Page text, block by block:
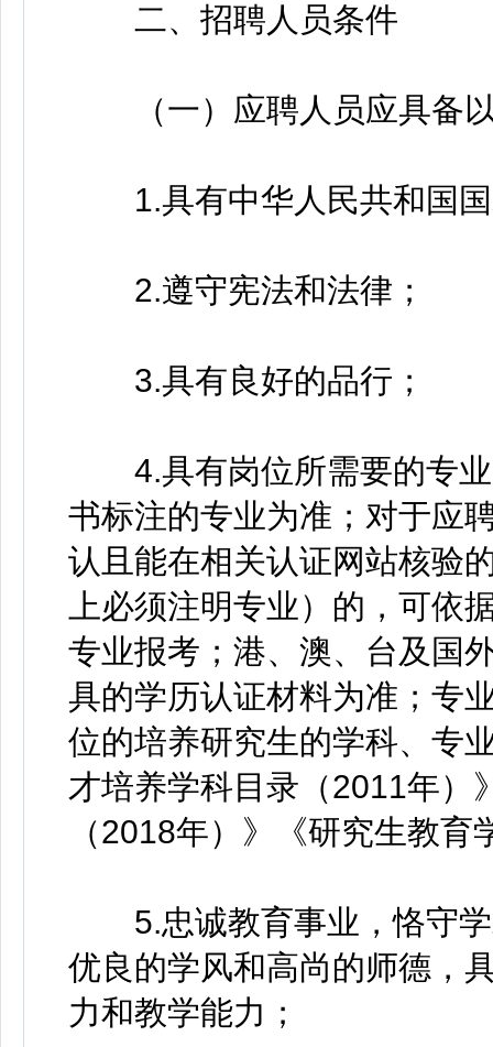
二、招聘人员条件
（一）应聘人员应具备
1.具有中华人民共和国国
2.遵守宪法和法律；
3.具有良好的品行；
4.具有岗位所需要的专业
书标注的专业为准；对于应
认且能在相关认证网站核验
上必须注明专业）的，可依
专业报考；港、澳、台及国
具的学历认证材料为准；专
位的培养研究生的学科、专
才培养学科目录（2011年）
（2018年）》《研究生教
5.忠诚教育事业，恪守学
优良的学风和高尚的师德，
力和教学能力；